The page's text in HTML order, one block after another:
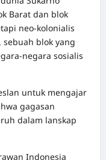
Barat dan blok
neo-kolonialis
sebuah blok yang
negara sosialis
untuk mengajar
gagasan
dalam lanskap
Indonesia